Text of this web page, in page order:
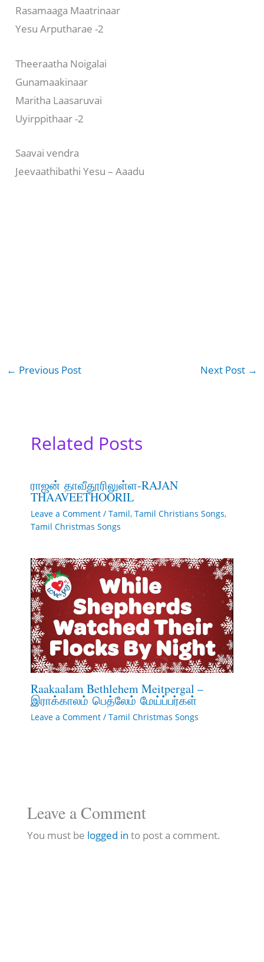
Rasamaaga Maatrinaar
Yesu Arputharae -2
Theeraatha Noigalai
Gunamaakinaar
Maritha Laasaruvai
Uyirppithaar -2
Saavai vendra
Jeevaathibathi Yesu – Aaadu
← Previous Post Next Post →
Related Posts
ராஜன் தாவீதூரிலுள்ள-RAJAN
THAAVEETHOORIL
Leave a Comment / Tamil, Tamil Christians Songs,
Tamil Christmas Songs
Raakaalam Bethlehem Meitpergal –
இராக்காலம் பெத்லேம் மேய்ப்பர்கள்
Leave a Comment / Tamil Christmas Songs
Leave a Comment
You must be logged in to post a comment.